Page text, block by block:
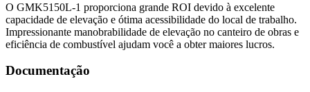
O GMK5150L-1 proporciona grande ROI devido à excelente
capacidade de elevação e ótima acessibilidade do local de trabalho.
Impressionante manobrabilidade de elevação no canteiro de obras e
eficiência de combustível ajudam você a obter maiores lucros.
Documentação